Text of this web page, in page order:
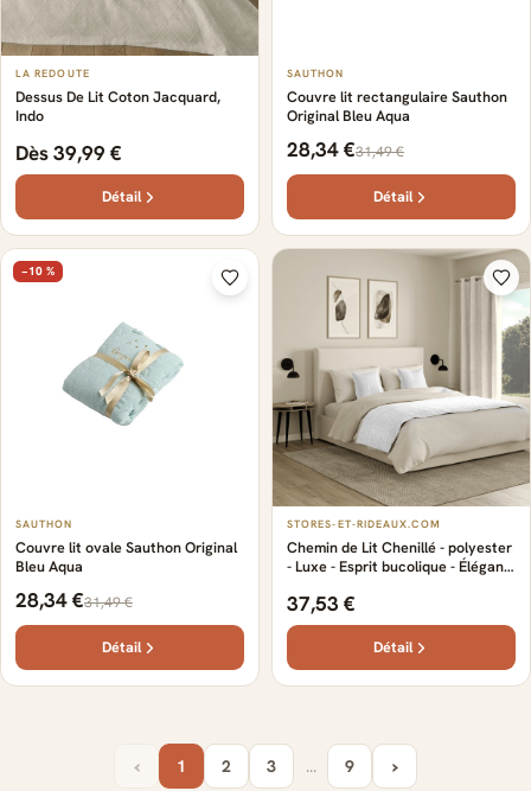
LA REDOUTE
Dessus De Lit Coton Jacquard,
Indo
Dès 39,99 €
Détail
SAUTHON
Couvre lit rectangulaire Sauthon
Original Bleu Aqua
28,34 €31,49 €
Détail
−10 %
SAUTHON
Couvre lit ovale Sauthon Original
Bleu Aqua
28,34 €31,49 €
Détail
STORES-ET-RIDEAUX.COM
Chemin de Lit Chenillé - polyester
- Luxe - Esprit bucolique - Élégant
- Qualité - Fabrication française -
gris
37,53 €
Détail
‹ 1 2 3 … 9 ›